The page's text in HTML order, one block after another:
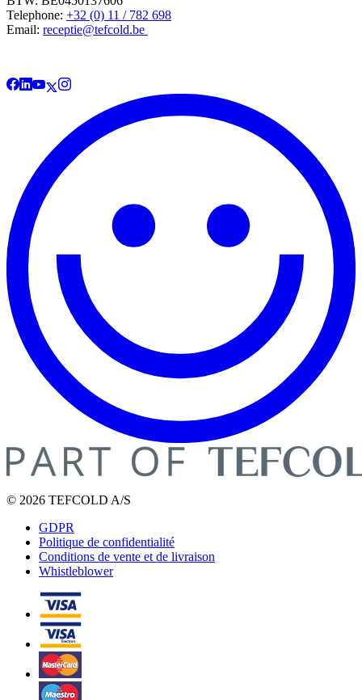
Telephone: +32 (0) 11 / 782 698
Email: receptie@tefcold.be
© 2026 TEFCOLD A/S
GDPR
Politique de confidentialité
Conditions de vente et de livraison
Whistleblower